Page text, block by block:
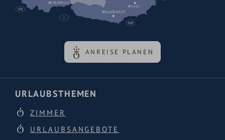
ANREISE PLANEN
URLAUBSTHEMEN
ZIMMER
URLAUBSANGEBOTE